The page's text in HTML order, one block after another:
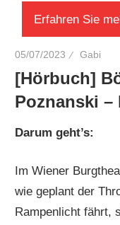
05/07/2023 Gabi
[Hörbuch]
Poznanski –
Darum geht’s:
Im Wiener
wie geplant der
Rampenlicht fährt,
Erfahren Sie